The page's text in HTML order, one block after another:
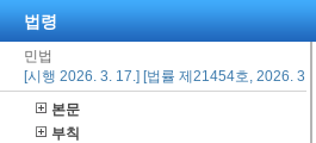
법령
민법
[시행 2026. 3. 17.] [법률 제21454호, 2026. 3.
본문
부칙